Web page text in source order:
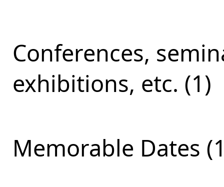
Conferences,
exhibitions, etc. (1)
Memorable Dates